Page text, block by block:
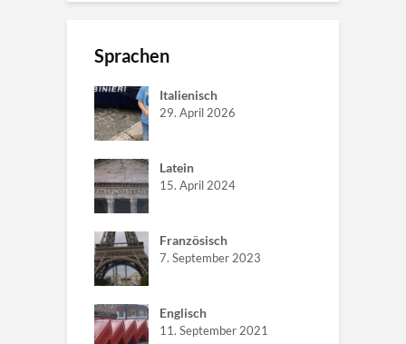
Sprachen
Italienisch
29. April 2026
Latein
15. April 2024
Französisch
7. September 2023
Englisch
11. September 2021